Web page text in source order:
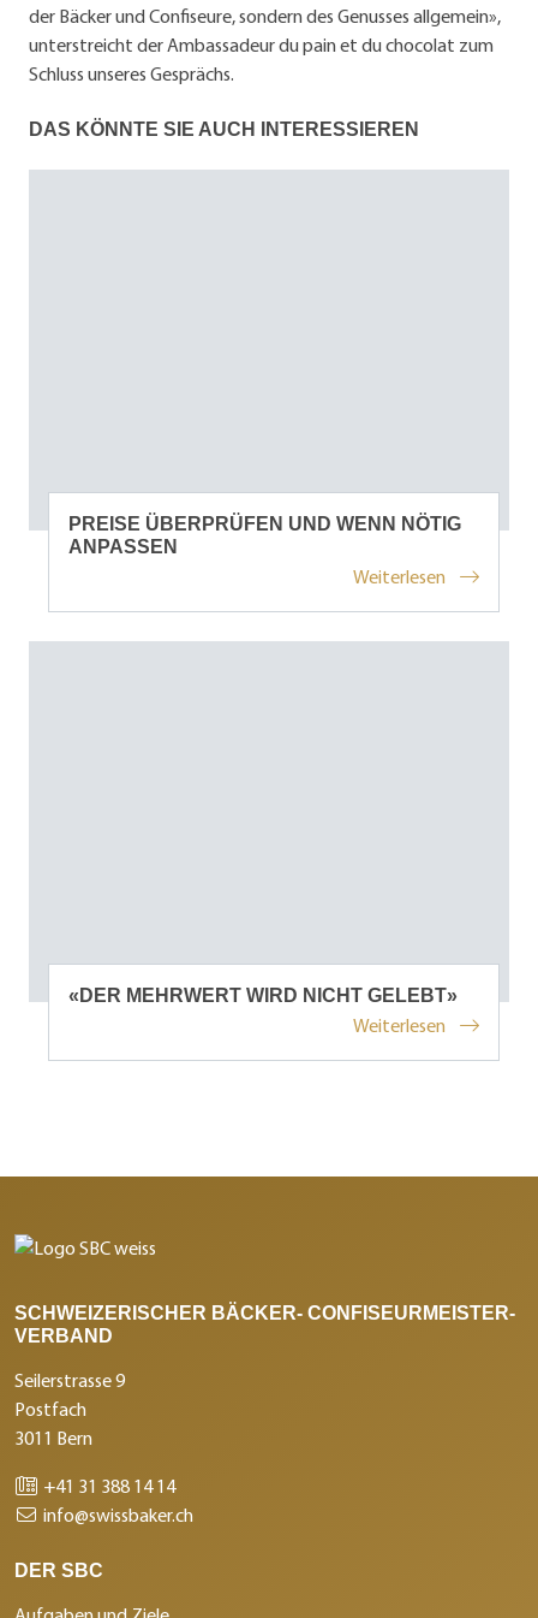
der Bäcker und Confiseure, sondern des Genusses allgemein»,
unterstreicht der Ambassadeur du pain et du chocolat zum
Schluss unseres Gesprächs.
DAS KÖNNTE SIE AUCH INTERESSIEREN
PREISE ÜBERPRÜFEN UND WENN NÖTIG
ANPASSEN
Weiterlesen
«DER MEHRWERT WIRD NICHT GELEBT»
Weiterlesen
SCHWEIZERISCHER BÄCKER- CONFISEURMEISTER-
VERBAND
Seilerstrasse 9
Postfach
3011 Bern
+41 31 388 14 14
info@swissbaker.ch
DER SBC